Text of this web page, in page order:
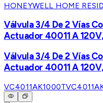
HONEYWELL HOME
Válvula 3/4 De 2 Vías
Actuador 40011 A
Válvula 3/4 De 2 Vías
Actuador 40011 A
VC4011AK1000T